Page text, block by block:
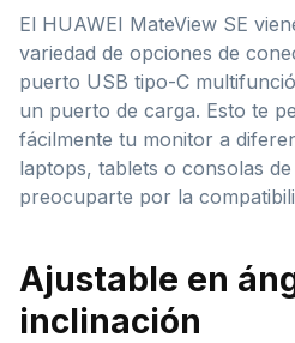
El HUAWEI MateView SE
variedad de opciones de
puerto USB tipo-C
un puerto de carga. Esto te
fácilmente tu monitor a
laptops, tablets o consolas
preocuparte por la
Ajustable en
inclinación